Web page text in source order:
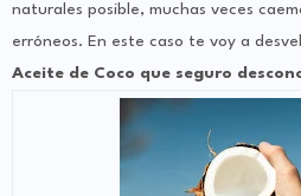
naturales posible, muchas veces
erróneos. En este caso te voy a
Aceite de Coco que seguro